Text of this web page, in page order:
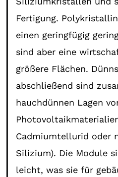
Fertigung.
einen geringfügig
sind aber eine
größere Flächen.
abschließend sind
hauchdünnen Lagen
Cadmiumtellurid oder
Silizium). Die Module
leicht, was sie für